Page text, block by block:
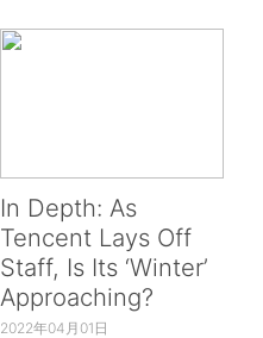
In Depth: As
Tencent Lays Off
Staff, Is Its ‘Winter’
Approaching?
2022年04月01日